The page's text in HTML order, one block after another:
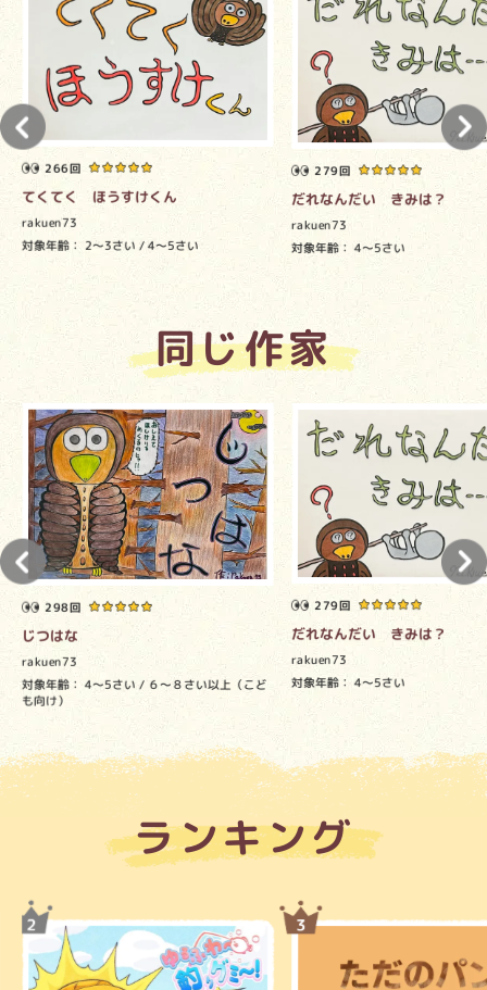
266回
てくてく ほうすけくん
rakuen73
対象年齢： 2～3さい 4～5さい
279回
だれなんだい きみは？
rakuen73
対象年齢：4～5さい
同じ作家
298回
じつはな
rakuen73
対象年齢：4～5さい ６～８さい以上（こど
も向け）
279回
だれなんだい きみは？
rakuen73
対象年齢：4～5さい
ランキング